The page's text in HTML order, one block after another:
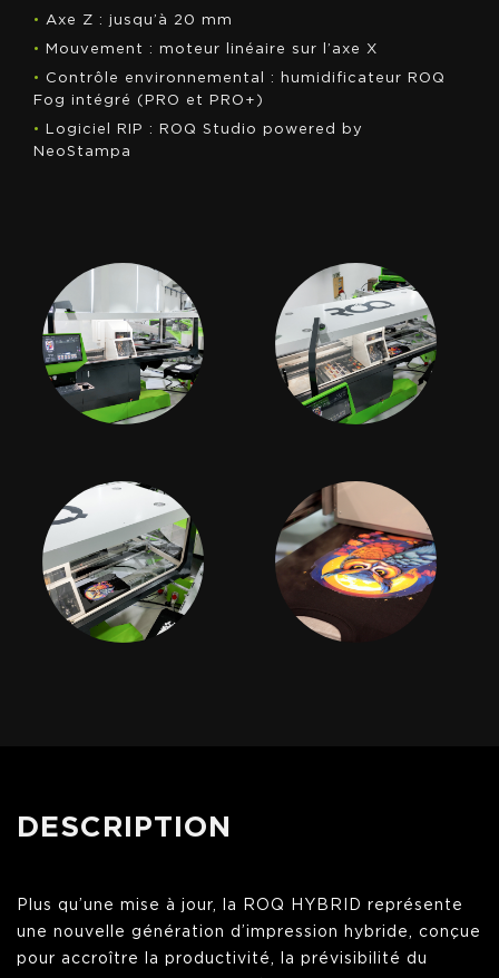
• Axe Z : jusqu’à 20 mm
•
Mouvement : moteur linéaire sur l’axe X
•
Contrôle environnemental : humidificateur ROQ
Fog intégré (PRO et PRO+)
•
Logiciel RIP : ROQ Studio powered by
NeoStampa
DESCRIPTION
Plus qu’une mise à jour, la ROQ HYBRID représente
une nouvelle génération d’impression hybride, conçue
pour accroître la productivité, la prévisibilité du